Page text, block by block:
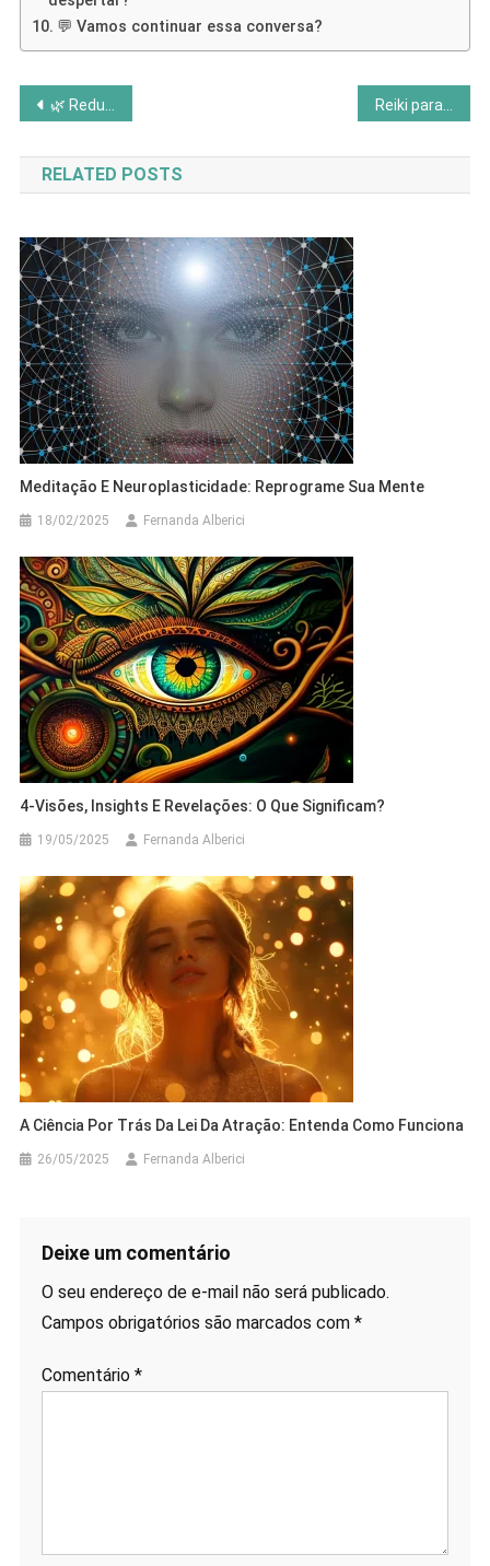
💬 Vamos continuar essa conversa?
Navegação
de
Post
🌿 Redução de Estresse: Métodos Comprovados pela Ciência Reiki para Limpar Energia da Casa: Transforme Seu Espaço
RELATED POSTS
Meditação E Neuroplasticidade: Reprograme Sua Mente
18/02/2025 Fernanda Alberici
4-Visões, Insights E Revelações: O Que Significam?
19/05/2025 Fernanda Alberici
A Ciência Por Trás Da Lei Da Atração: Entenda Como Funciona
26/05/2025 Fernanda Alberici
Deixe um comentário
O seu endereço de e-mail não será publicado.
Campos obrigatórios são marcados com *
Comentário *